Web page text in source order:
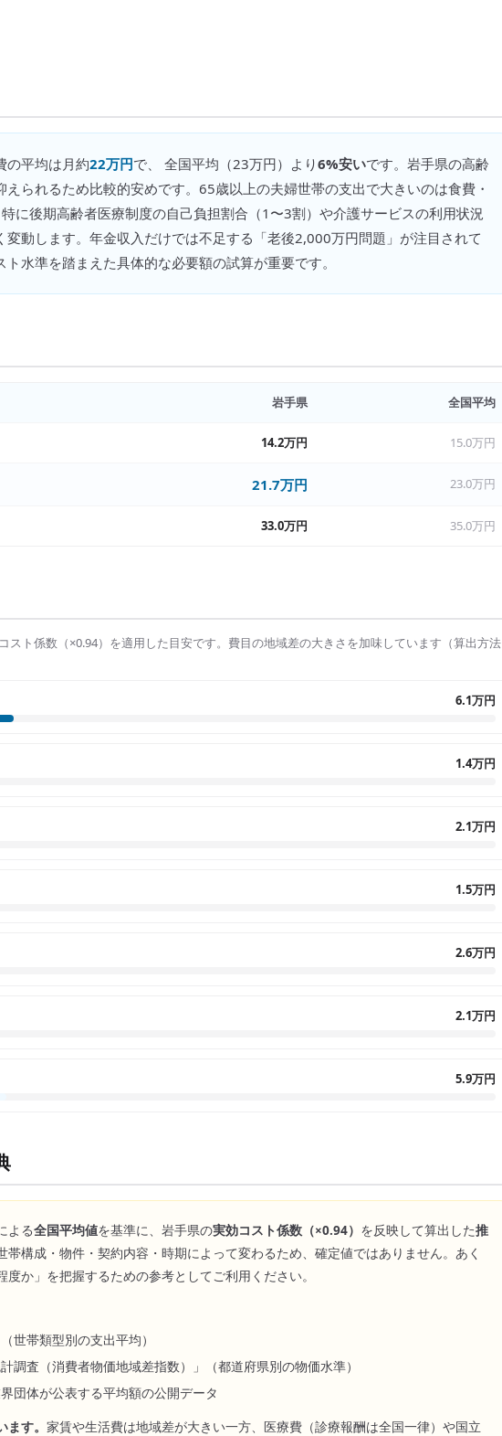
の平均は月約22万円で、 全国平均（23万円）より6%安いです。 岩手県の高齢
られるため比較的安めです。65歳以上の夫婦世帯の支出で大きいのは食費・
に後期高齢者医療制度の自己負担割合（1〜3割）や介護サービスの利用状況
変動します。年金収入だけでは不足する「老後2,000万円問題」が注目されて
水準を踏まえた具体的な必要額の試算が重要です。
岩手県 全国平均
14.2万円 15.0万円
21.7万円 23.0万円
33.0万円 35.0万円
スト係数（×0.94）を適用した目安です。費目の地域差の大きさを加味しています（算出方法
6.1万円
1.4万円
2.1万円
1.5万円
2.6万円
2.1万円
5.9万円
よる全国平均値を基準に、 岩手県の実効コスト係数（×0.94） を反映して算出した推
帯構成・物件・契約内容・時期によって変わるため、確定値ではありません。あく
か」を把握するための参考としてご利用ください。
世帯類型別の支出平均）
調査（消費者物価地域差指数）」（都道府県別の物価水準）
団体が公表する平均額の公開データ
す。 家賃や生活費は地域差が大きい一方、医療費（診療報酬は全国一律）や国立